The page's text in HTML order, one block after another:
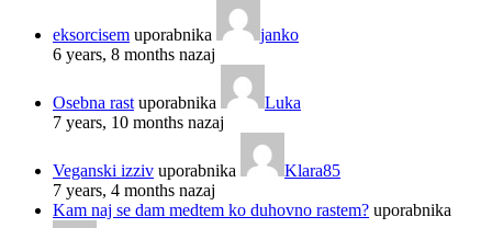
eksorcisem uporabnika
janko
6 years, 8 months nazaj
Osebna rast uporabnika
Luka
7 years, 10 months nazaj
Veganski izziv uporabnika
Klara85
7 years, 4 months nazaj
Kam naj se dam medtem ko duhovno rastem? uporabnika